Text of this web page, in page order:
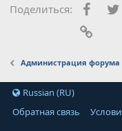
Поделиться:
Администрация форума
Russian (RU)
Обратная связь